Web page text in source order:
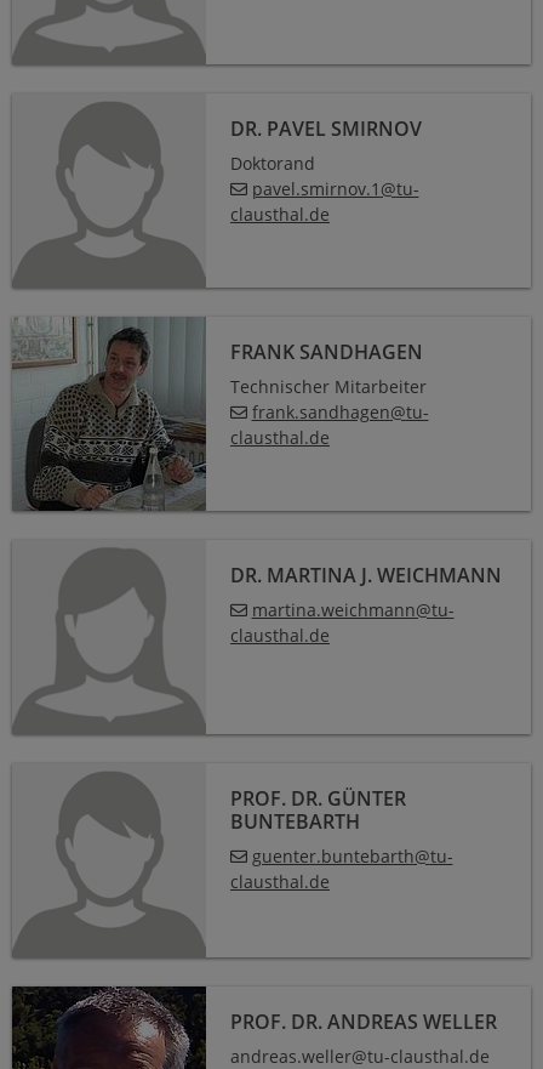
Dr. Pavel Smirnov
DR. PAVEL SMIRNOV
Doktorand
pavel.smirnov.1 @tu-
clausthal.de
Frank Sandhagen
FRANK SANDHAGEN
Technischer Mitarbeiter
frank.sandhagen@tu-
clausthal.de
Dr. Martina J. Weichmann
DR. MARTINA J. WEICHMANN
martina.weichmann@tu-
clausthal.de
Prof. Dr. Günter Buntebarth
PROF. DR. GÜNTER
BUNTEBARTH
guenter.buntebarth@tu-
clausthal.de
Prof. Dr. Andreas Weller
PROF. DR. ANDREAS WELLER
andreas.weller@tu-clausthal.de